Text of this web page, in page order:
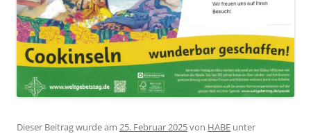
Dieser Beitrag wurde am 25. Februar 2025von HABE unter